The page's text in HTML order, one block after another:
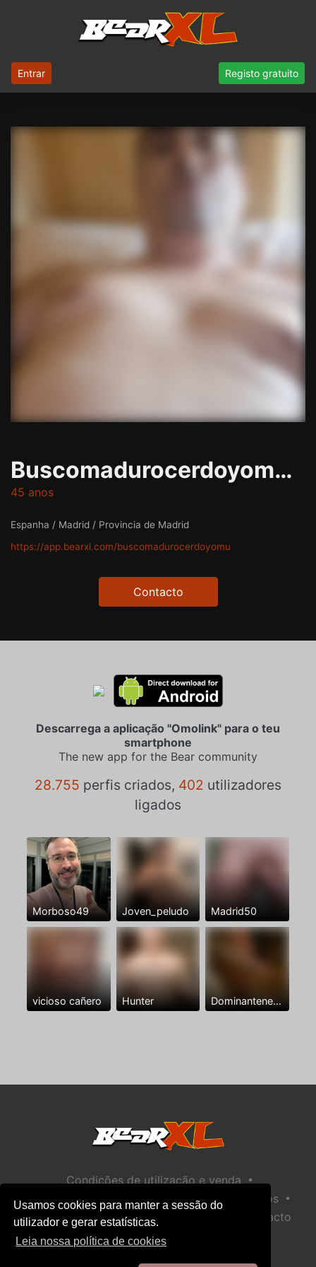
Usamos cookies para manter a sessão do
utilizador e gerar estatísticas.
Leia nossa política de cookies
Entrar Registo gratuito
Buscomadurocerdoyomuyputa
45 anos
Espanha / Madrid / Provincia de Madrid
https://app.bearxl.com/buscomadurocerdoyomu
Contacto
Descarrega a aplicação "Omolink" para o teu
smartphone
The new app for the Bear community
28.755 perfis criados, 402 utilizadores
ligados
Morboso49 Joven_peludo Madrid50
vicioso cañero Hunter Dominantenegro ya
Condições de utilização e venda •
Política de privacidade Política de Biscoitos •
Política de Segurança Infantil Ajuda / Contacto